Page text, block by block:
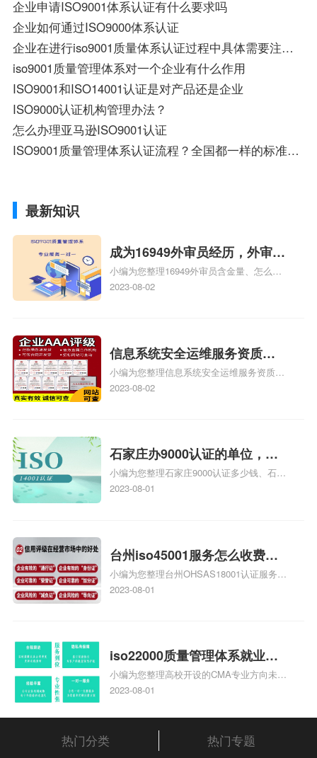
企业申请ISO9001体系认证有什么要求吗
企业如何通过ISO9000体系认证
企业在进行iso9001质量体系认证过程中具体需要注意什么问题
iso9001质量管理体系对一个企业有什么作用
ISO9001和ISO14001认证是对产品还是企业
ISO9000认证机构管理办法？
怎么办理亚马逊ISO9001认证
ISO9001质量管理体系认证流程？全国都一样的标准吗？评审机构都有哪几个？
最新知识
成为16949外审员经历，外审员
16949
小编为您整理16949外审员含金量、怎么才
能成为注册的TS16949:2009的外审员、我
2023-08-02
信息系统安全运维服务资质二
级费用，信息系统安全运维服
务资质二级
小编为您整理信息系统安全运维服务资质认
证证书机构有哪些、安全运维服务资质的费
体系认证知识，详情可查看下方正文！
2023-08-02
石家庄办9000认证的单位，石
家庄9000认证的公司
小编为您整理石家庄9000认证多少钱、石家
庄9000认证价格多少钱、石家庄9000认证
2023-08-01
台州iso45001服务怎么收费，
台州iso45001认证服务怎么收
费
小编为您整理台州OHSAS18001认证服务中
心哪家收费便宜、台州ISO9000认证，哪个
标准是什么相关iso体系认证知识，详情可
查看下方正文！
2023-08-01
iso22000质量管理体系就业方
向，质量管理与认证就业方向
小编为您整理高校开设的CMA专业方向未来
就业前景及就业方向如何、cma就业方向有
和cma未来就业方向、大学生考完cma，就
哪些就业方向相关iso体系认证知识，详情
可查看下方正文！
2023-08-01
热门分类 热门专题